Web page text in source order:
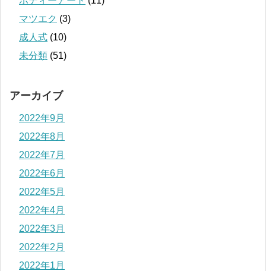
マツエク (3)
成人式 (10)
未分類 (51)
アーカイブ
2022年9月
2022年8月
2022年7月
2022年6月
2022年5月
2022年4月
2022年3月
2022年2月
2022年1月